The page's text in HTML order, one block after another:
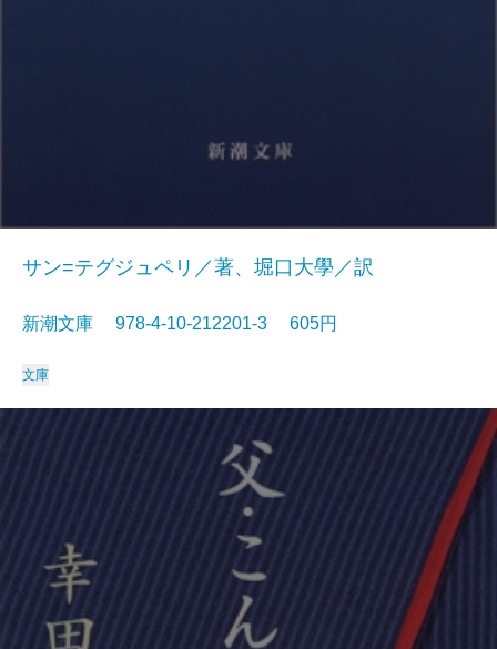
サン=テグジュペリ／著、堀口大學／訳
新潮文庫 978-4-10-212201-3 605円
文庫